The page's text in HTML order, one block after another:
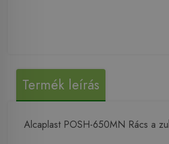
Termék leírás
Alcaplast POSH-650MN Rács a